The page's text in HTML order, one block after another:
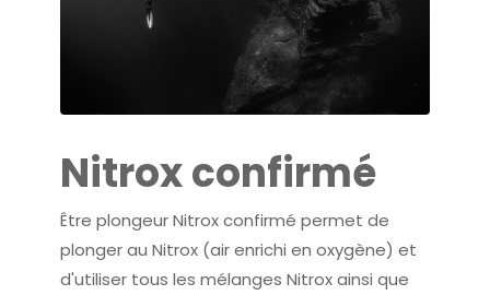
Nitrox confirmé
Être plongeur Nitrox confirmé permet de
plonger au Nitrox (air enrichi en oxygène) et
d'utiliser tous les mélanges Nitrox ainsi que